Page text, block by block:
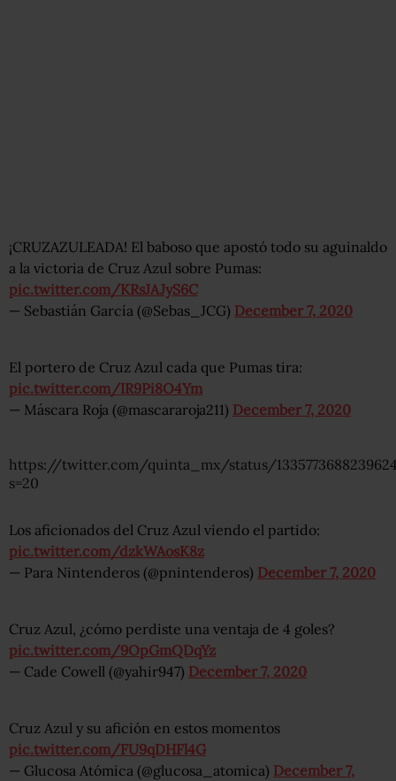
¡CRUZAZULEADA! El baboso que apostó todo su aguinaldo
a la victoria de Cruz Azul sobre Pumas:
pic.twitter.com/KRsJAJyS6C
— Sebastián García (@Sebas_JCG) December 7, 2020
El portero de Cruz Azul cada que Pumas tira:
pic.twitter.com/IR9Pi8O4Ym
— Máscara Roja (@mascararoja211) December 7, 2020
https://twitter.com/quinta_mx/status/
s=20
Los aficionados del Cruz Azul viendo el partido:
pic.twitter.com/dzkWAosK8z
— Para Nintenderos (@pnintenderos) December 7, 2020
Cruz Azul, ¿cómo perdiste una ventaja de 4 goles?
pic.twitter.com/9OpGmQDqYz
— Cade Cowell (@yahir947) December 7, 2020
Cruz Azul y su afición en estos momentos
pic.twitter.com/FU9qDHFl4G
— Glucosa Atómica (@glucosa_atomica) December 7,